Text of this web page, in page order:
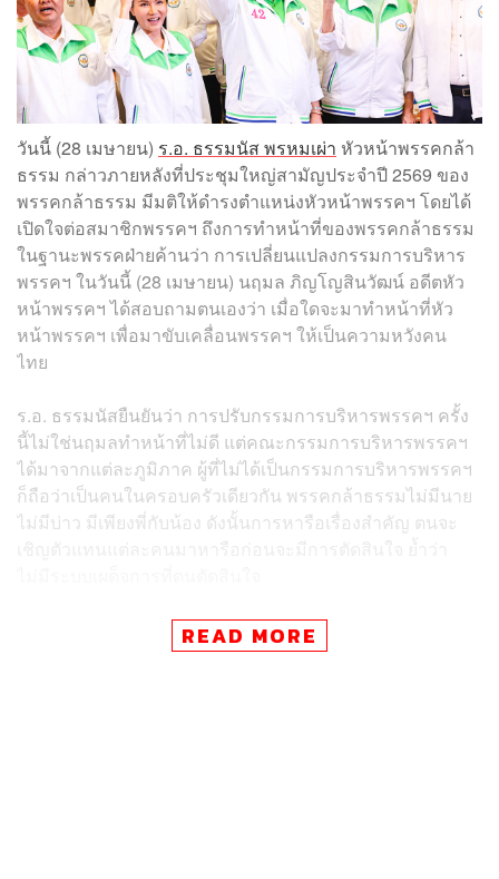
วันนี้ (28 เมษายน) ร.อ. ธรรมนัส พรหมเผ่า หัวหน้าพรรคกล้า
ธรรม กล่าวภายหลังที่ประชุมใหญ่สามัญประจำปี 2569 ของ
พรรคกล้าธรรม มีมติให้ดำรงตำแหน่งหัวหน้าพรรคฯ โดยได้
เปิดใจต่อสมาชิกพรรคฯ ถึงการทำหน้าที่ของพรรคกล้าธรรม
ในฐานะพรรคฝ่ายค้านว่า การเปลี่ยนแปลงกรรมการบริหาร
พรรคฯ ในวันนี้ (28 เมษายน) นฤมล ภิญโญสินวัฒน์ อดีตหัว
หน้าพรรคฯ ได้สอบถามตนเองว่า เมื่อใดจะมาทำหน้าที่หัว
หน้าพรรคฯ เพื่อมาขับเคลื่อนพรรคฯ ให้เป็นความหวังคน
ไทย
ร.อ. ธรรมนัสยืนยันว่า การปรับกรรมการบริหารพรรคฯ ครั้ง
นี้ไม่ใช่นฤมลทำหน้าที่ไม่ดี แต่คณะกรรมการบริหารพรรคฯ
ได้มาจากแต่ละภูมิภาค ผู้ที่ไม่ได้เป็นกรรมการบริหารพรรคฯ
ก็ถือว่าเป็นคนในครอบครัวเดียวกัน พรรคกล้าธรรมไม่มีนาย
ไม่มีบ่าว มีเพียงพี่กับน้อง ดังนั้นการหารือเรื่องสำคัญ ตนจะ
ร.อ. ธรรมนัส ยังกล่าวอีกว่า การเลือกตั้งที่ผ่านมา พิสูจน์แล้ว
ว่า แม้พรรคกล้าธรรมถูกโจมตีมาโดยตลอด แต่ท้ายที่สุด
READ MORE